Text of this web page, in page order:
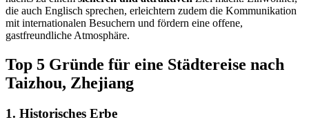
die auch Englisch sprechen, erleichtern zudem die Kommunikation
mit internationalen Besuchern und fördern eine offene,
gastfreundliche Atmosphäre.
Top 5 Gründe für eine Städtereise nach
Taizhou, Zhejiang
1. Historisches Erbe